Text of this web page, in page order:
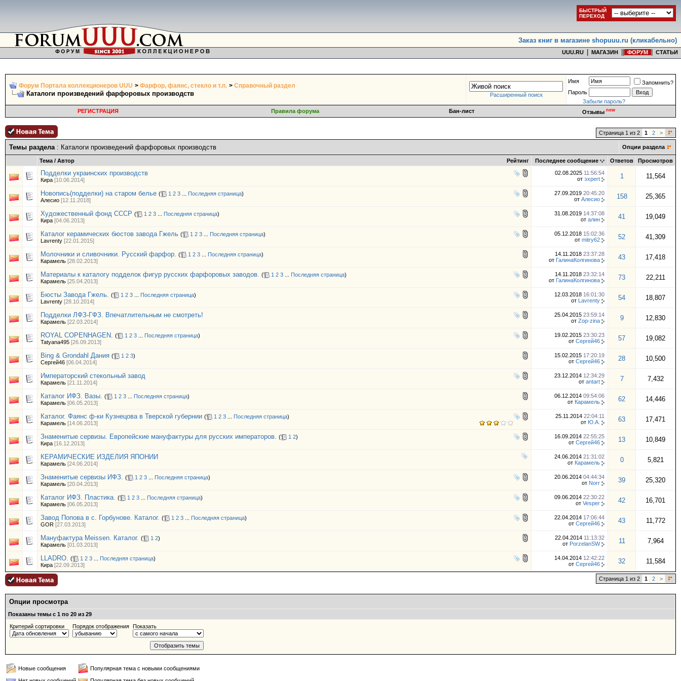
БЫСТРЫЙ
ПЕРЕХОД
Заказ книг в магазине shopuuu.ru (кликабельно)
UUU.RU МАГАЗИН ФОРУМ СТАТЬИ
Форум Портала коллекционеров UUU > Фарфор, фаянс, стекло и т.п. > Справочный раздел
Каталоги произведений фарфоровых производств Расширенный поиск
Имя
Запомнить?
Пароль
Забыли пароль?
РЕГИСТРАЦИЯ
Правила форума Бан-лист Отзывы new
Страница 1 из 2 1 2 >
Темы раздела: Каталоги произведений фарфоровых производств Опции раздела
Рейтинг
Тема / Автор Последнее сообщение Ответов Просмотров
Подделки украинских производств
Кира [10.06.2014]
02.08.2025 11:56:54
от эxpert 1 11,564
Новопись(подделки) на старом белье ( 1 2 3 Последняя страница)
Алесио [12.11.2018]
27.09.2019 20:45:20
от Алесио 158 25,365
Художественный фонд СССР ( 1 2 3 Последняя страница)
Кира [04.06.2013]
31.08.2019 14:37:08
от алин 41 19,049
Каталог керамических бюстов завода Гжель ( 1 2 3 Последняя страница)
Lavrenty [22.01.2015]
05.12.2018 15:02:36
от mitry62 52 41,309
Молочники и сливочники. Русский фарфор. ( 1 2 3 Последняя страница)
Карамель [28.02.2013]
14.11.2018 23:37:28
от ГалинаКолгинова 43 17,418
Материалы к каталогу подделок фигур русских фарфоровых заводов. ( 1 2 3 Последняя страница)
Карамель [25.04.2013]
14.11.2018 23:32:14
от ГалинаКолгинова 73 22,211
Бюсты Завода Гжель. ( 1 2 3 Последняя страница)
Lavrenty [28.10.2014]
12.03.2018 16:01:30
от Lavrenty 54 18,807
Подделки ЛФЗ-ГФЗ. Впечатлительным не смотреть!
Карамель [22.03.2014]
25.04.2015 23:59:14
от Zop-zina 9 12,830
ROYAL COPENHAGEN. ( 1 2 3 Последняя страница)
Tatyana495 [26.09.2013]
19.02.2015 23:30:23
от Сергей46 57 19,082
Bing & Grondahl Дания ( 1 2 3)
Сергей46 [06.04.2014]
15.02.2015 17:20:19
от Сергей46 28 10,500
Императорский стекольный завод
Карамель [21.11.2014]
23.12.2014 12:34:29
от antart 7 7,432
Каталог ИФЗ. Вазы. ( 1 2 3 Последняя страница)
Карамель [06.05.2013]
06.12.2014 09:54:06
от Карамель 62 14,446
Каталог. Фаянс ф-ки Кузнецова в Тверской губернии ( 1 2 3 Последняя страница)
Карамель [14.06.2013]
25.11.2014 22:04:11
от Ю.А. 63 17,471
Знаменитые сервизы. Европейские мануфактуры для русских императоров. ( 1 2)
Кира [16.12.2013]
16.09.2014 22:55:25
от Сергей46 13 10,849
КЕРАМИЧЕСКИЕ ИЗДЕЛИЯ ЯПОНИИ
Карамель [24.06.2014]
24.06.2014 21:31:02
от Карамель 0 5,821
Знаменитые сервизы ИФЗ. ( 1 2 3 Последняя страница)
Карамель [20.04.2013]
20.06.2014 04:44:34
от Norr 39 25,320
Каталог ИФЗ. Пластика. ( 1 2 3 Последняя страница)
Карамель [06.05.2013]
09.06.2014 22:30:22
от Vesper 42 16,701
Завод Попова в с. Горбунове. Каталог. ( 1 2 3 Последняя страница)
GOR [27.03.2013]
22.04.2014 17:06:44
от Сергей46 43 11,772
Мануфактура Meissen. Каталог. ( 1 2)
Карамель [01.03.2013]
22.04.2014 11:13:32
от PorzelanSW 11 7,964
LLADRO. ( 1 2 3 Последняя страница)
Кира [22.09.2013]
14.04.2014 12:42:22
от Сергей46 32 11,584
Страница 1 из 2 1 2 >
Опции просмотра
Показаны темы с 1 по 20 из 29
Критерий сортировки
Порядок отображения Показать
Новые сообщения
Популярная тема с новыми сообщениями